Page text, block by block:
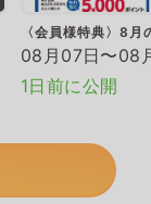
〈会員様特典〉8
08月07日〜08
1日前に公開